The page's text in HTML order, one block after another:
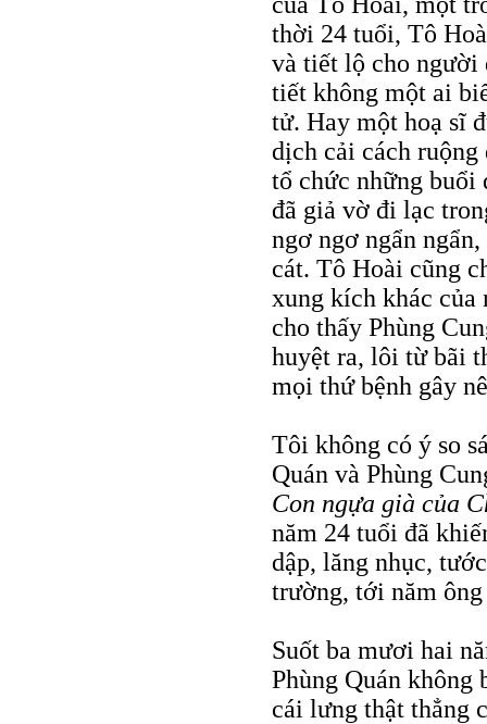
thời 24 tuổi, Tô
và tiết lộ cho người
tiết không một ai
tử. Hay một hoạ sĩ
dịch cải cách
tổ chức những buổi
đã giả vờ đi lạc
ngơ ngơ ngẩn
cát. Tô Hoài cũng
xung kích khác của
cho thấy Phùng
huyệt ra, lôi từ bãi
mọi thứ bệnh gây
Tôi không có ý so
Quán và Phùng
Con ngựa già của
năm 24 tuổi đã
dập, lăng nhục,
trường, tới năm
Suốt ba mươi hai
Phùng Quán không
cái lưng thật thẳng